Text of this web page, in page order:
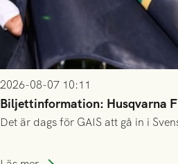
2026-08-07 10:11
Biljettinformation: Husqvarna
Det är dags för GAIS att gå in i